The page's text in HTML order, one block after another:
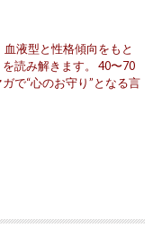
液型と性格傾向をもと
読み解きます。 40〜70
で“心のお守り”となる言